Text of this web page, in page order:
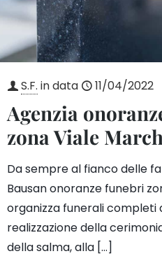
S.F. in data 11/04/2022
Agenzia
zona Viale
Da sempre al fianco delle
Bausan onoranze funebri
organizza funerali completi
realizzazione della
della salma, alla […]